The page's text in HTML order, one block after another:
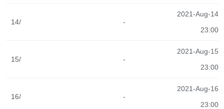
14/ -
2021-Aug-14
23:00
15/ -
2021-Aug-15
23:00
16/ -
2021-Aug-16
23:00